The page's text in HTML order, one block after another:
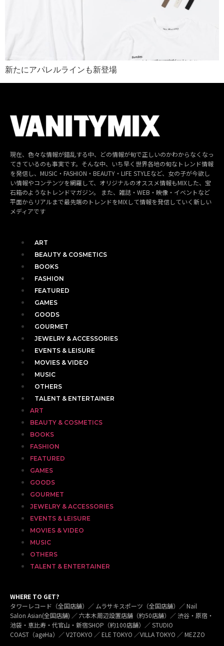
新たにアパレルラインも新登場
現在、色々な情報が錯乱する中、どの情報が旬で正しいのかわからなくなっ
てきているのも事実です。そんな中、いち早く世界各地の旬なトレンド情報
を発信し、MUSIC・FASHION・BEAUTY・LIFE STYLEなど、女の子が今欲し
い情報やコンテンツを網羅して、オリジナルのオススメ情報もMIXした、宝
石箱のようなトレンドマガジン。 また、雑誌・WEB・映像・イベントなど
平面からリアルまで最先端のトレンドをMIXして情報を発信していく新しい
メディアです
ART
BEAUTY & COSMETICS
BOOKS
FASHION
FEATURED
GAMES
GOODS
GOURMET
JEWELRY & ACCESSORIES
EVENTS & LEISURE
MOVIES & VIDEO
MUSIC
OTHERS
TALENT & ENTERTAINER
ART
BEAUTY & COSMETICS
BOOKS
FASHION
FEATURED
GAMES
GOODS
GOURMET
JEWELRY & ACCESSORIES
EVENTS & LEISURE
MOVIES & VIDEO
MUSIC
OTHERS
TALENT & ENTERTAINER
WHERE TO GET?
タワーレコード（全国店舗）／ ムラサキスポーツ（全国店舗）／ Nail
Salon Asian(全国店舗) ／ 六本木周辺設置店舗（約50店舗）／ 渋谷・原宿・
池袋・恵比寿・代官山・新宿SHOP（約100店舗）／ STUDIO
COAST（ageHa）／ V2TOKYO ／ ELE TOKYO ／VILLA TOKYO ／ MEZZO